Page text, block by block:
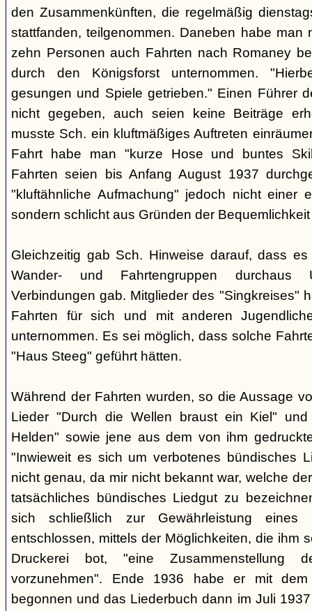
den Zusammenkünften, die regelmäßig
stattfanden, teilgenommen. Daneben habe man
zehn Personen auch Fahrten nach Romaney
durch den Königsforst unternommen.
gesungen und Spiele getrieben." Einen Führer
nicht gegeben, auch seien keine Beiträge
musste Sch. ein kluftmäßiges Auftreten
Fahrt habe man "kurze Hose und buntes
Fahrten seien bis Anfang August 1937
"kluftähnliche Aufmachung" jedoch nicht einer
sondern schlicht aus Gründen der
Gleichzeitig gab Sch. Hinweise darauf, dass
Wander- und Fahrtengruppen durchaus
Verbindungen gab. Mitglieder des "Singkreises"
Fahrten für sich und mit anderen
unternommen. Es sei möglich, dass solche
"Haus Steeg" geführt hätten.
Während der Fahrten wurden, so die Aussage
Lieder "Durch die Wellen braust ein Kiel"
Helden" sowie jene aus dem von ihm
"Inwieweit es sich um verbotenes bündisches
nicht genau, da mir nicht bekannt war, welche
tatsächliches bündisches Liedgut zu
sich schließlich zur Gewährleistung eines
entschlossen, mittels der Möglichkeiten, die ihm
Druckerei bot, "eine Zusammenstellung
vorzunehmen". Ende 1936 habe er mit
begonnen und das Liederbuch dann im Juli